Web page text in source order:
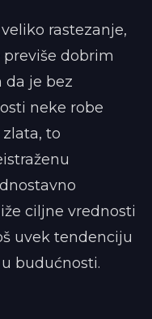
rastezanje,
dobrim
da je bez
neke robe
to
ciljne vrednosti
uvek tendenciju
budućnosti.